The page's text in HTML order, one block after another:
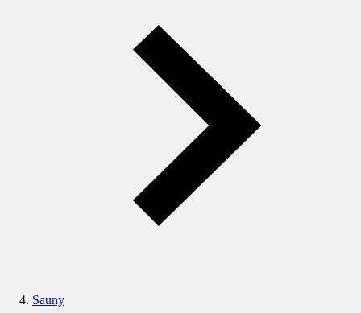
Sauny